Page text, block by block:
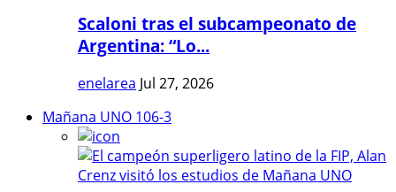
Scaloni tras el subcampeonato de
Argentina: “Lo...
enelarea Jul 27, 2026
Mañana UNO 106-3